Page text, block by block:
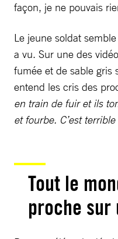
façon, je ne pouvais
Le jeune soldat
a vu. Sur une des
fumée et de sable gris
entend les cris des
en train de fuir et ils
et fourbe. C’est terrible
Tout le
proche sur